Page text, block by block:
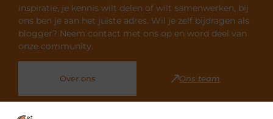
inspiratie, je kennis wilt delen of wilt samenwerken, bij
ons ben je aan het juiste adres. Wil je zelf bijdragen als
blogger? Neem contact met ons op en word deel van
onze community.
Over ons Ons team